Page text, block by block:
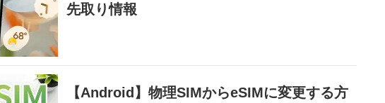
先取り情報
【Android】物理SIMからeSIMに変更する方